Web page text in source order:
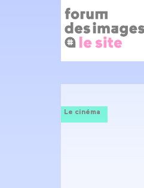
Le cinéma